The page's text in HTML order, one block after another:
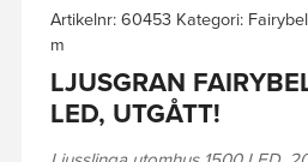
Artikelnr: 60453 Kategori:
m
LJUSGRAN
LED, UTGÅTT!